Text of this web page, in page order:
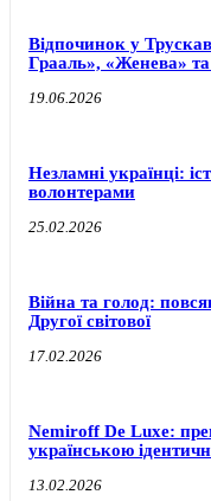
Відпочинок у
Грааль», «Женева»
19.06.2026
Незламні українці:
волонтерами
25.02.2026
Війна та голод:
Другої світової
17.02.2026
Nemiroff De Luxe:
українською
13.02.2026